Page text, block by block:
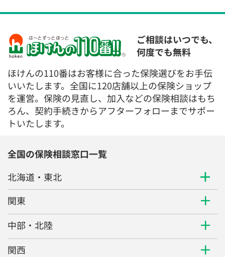
ご相談はいつでも、
何度でも無料
ほけんの110番はお客様に合った保険選びをお手伝
いいたします。全国に120店舗以上の保険ショップ
を運営。保険の見直し、加入などの保険相談はもち
ろん、契約手続きからアフターフォローまでサポー
トいたします。
全国の保険相談窓口一覧
北海道・東北
関東
中部・北陸
関西